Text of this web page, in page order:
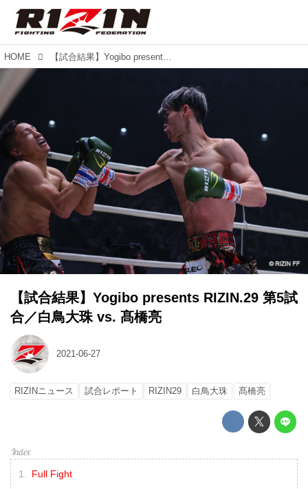
HOME 【試合結果】Yogibo presents RIZIN.29 第5試合／白鳥大珠 vs. 髙橋亮
【試合結果】Yogibo presents RIZIN.29 第5試
合／白鳥大珠 vs. 髙橋亮
2021-06-27
RIZINニュース 試合レポート RIZIN29 白鳥大珠 髙橋亮
Full Fight